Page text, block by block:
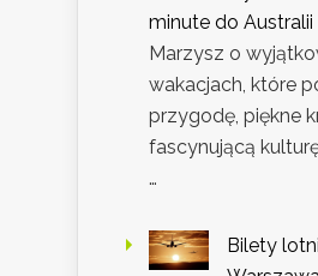
minute do Australii
Marzysz o
wakacjach, które
przygodę, piękne
fascynującą
…
Bilety